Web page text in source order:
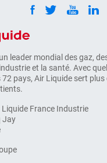
leader mondial des gaz,
et la santé. Avec
pays, Air Liquide sert plus
Liquide France Industrie
Jay